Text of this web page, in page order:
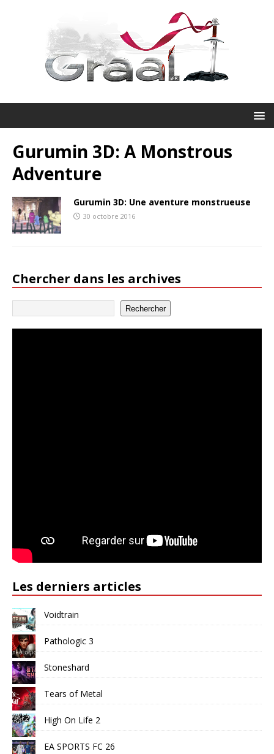
Gurumin 3D: A Monstrous
Adventure
Gurumin 3D: Une aventure monstrueuse
30 octobre 2016
Chercher dans les archives
Rechercher
Les derniers articles
Voidtrain
Pathologic 3
Stoneshard
Tears of Metal
High On Life 2
EA SPORTS FC 26